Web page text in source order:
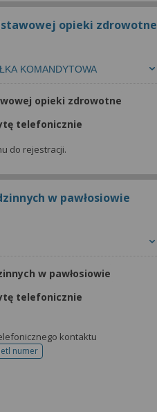
opieki zdrowotne
KOMANDYTOWA
opieki zdrowotne
telefonicznie
do rejestracji.
w pawłosiowie
w pawłosiowie
telefonicznie
kontaktu
numer
telefonu do rejestracji